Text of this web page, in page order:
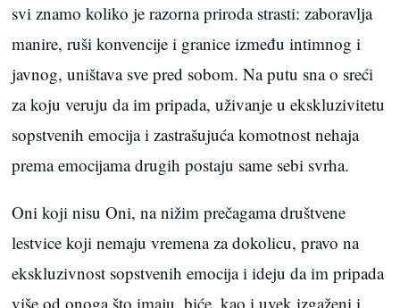
svi znamo koliko je razorna priroda strasti: zaboravlja
manire, ruši konvencije i granice između intimnog i
javnog, uništava sve pred sobom. Na putu sna o sreći
za koju veruju da im pripada, uživanje u ekskluzivitetu
sopstvenih emocija i zastrašujuća komotnost nehaja
prema emocijama drugih postaju same sebi svrha.
Oni koji nisu Oni, na nižim prečagama društvene
lestvice koji nemaju vremena za dokolicu, pravo na
ekskluzivnost sopstvenih emocija i ideju da im pripada
više od onoga što imaju, biće, kao i uvek izgaženi i